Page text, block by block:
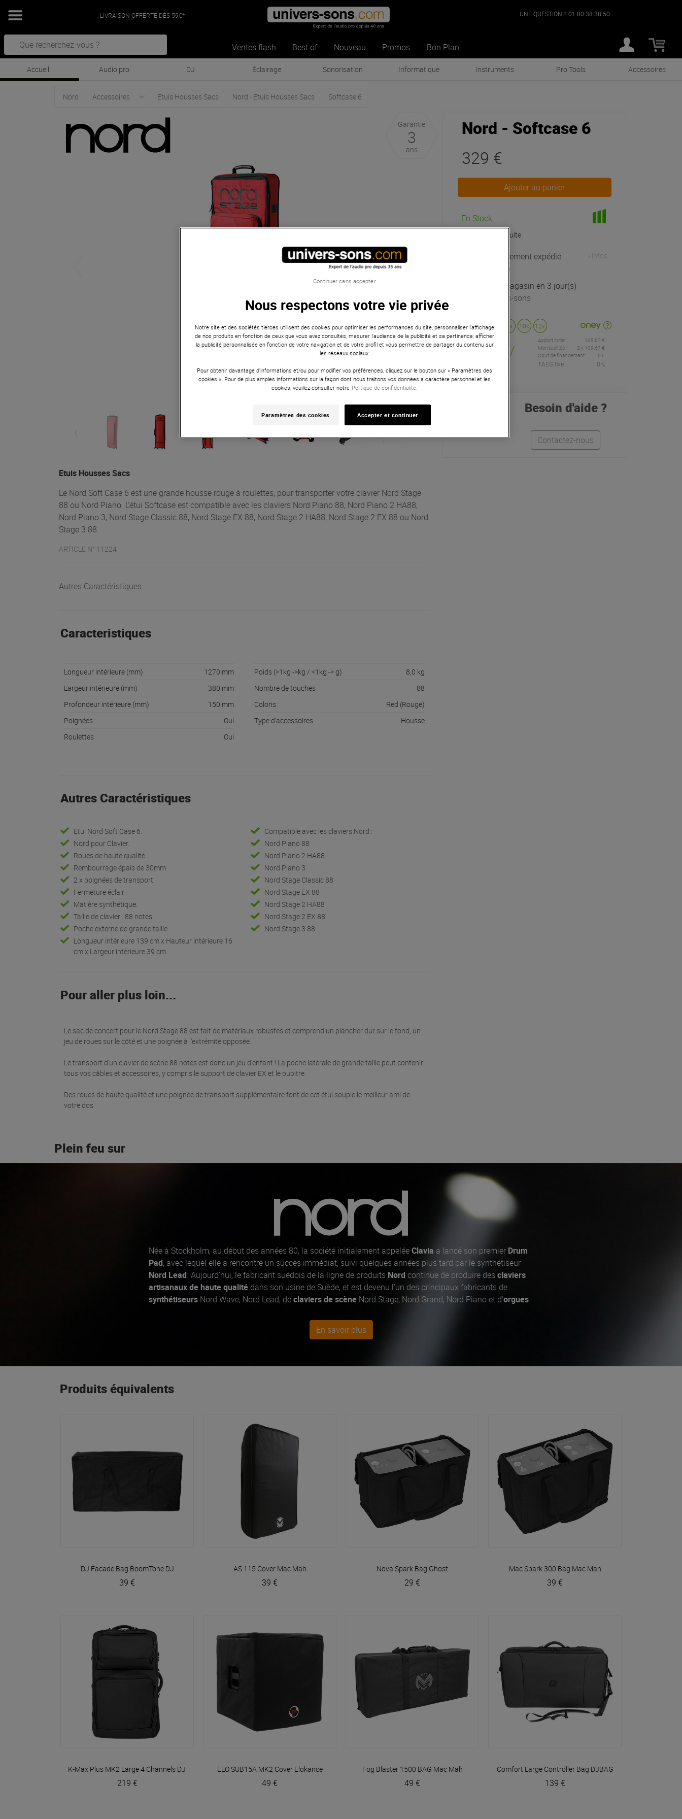
LIVRAISON OFFERTE DÈS 59€*
Ventes flash Best of Nouveau Promos Bon Plan
UNE QUESTION ? 01 80 38 38 50
Accueil Audio pro DJ Éclairage Sonorisation Informatique Instruments Pro Tools Accessoires
Nord Accessoires Etuis Housses Sacs Nord - Etuis Housses Sacs Softcase 6
Garantie
3
ans
Etuis Housses Sacs
Le Nord Soft Case 6 est une grande housse rouge à roulettes, pour transporter votre clavier Nord Stage
88 ou Nord Piano. L'étui Softcase est compatible avec les claviers Nord Piano 88, Nord Piano 2 HA88,
Nord Piano 3, Nord Stage Classic 88, Nord Stage EX 88, Nord Stage 2 HA88, Nord Stage 2 EX 88 ou Nord
Stage 3 88.
ARTICLE N° 11224
Autres Caractéristiques
Caracteristiques
Longueur intérieure (mm)
1270 mm
Largeur intérieure (mm)
380 mm
Profondeur intérieure (mm)
150 mm
Poignées
Oui
Roulettes
Oui
Poids (>1kg ->kg / <1kg -> g)
8,0 kg
Nombre de touches
88
Coloris
Red (Rouge)
Type d'accessoires
Housse
Autres Caractéristiques
Etui Nord Soft Case 6.
Nord pour Clavier.
Roues de haute qualité.
Rembourrage épais de 30mm.
2 x poignées de transport.
Fermeture éclair
Matière synthétique.
Taille de clavier : 88 notes.
Poche externe de grande taille.
Longueur intérieure 139 cm x Hauteur intérieure 16
cm x Largeur intérieure 39 cm.
Compatible avec les claviers Nord :
Nord Piano 88
Nord Piano 2 HA88
Nord Piano 3
Nord Stage Classic 88
Nord Stage EX 88
Nord Stage 2 HA88
Nord Stage 2 EX 88
Nord Stage 3 88
Pour aller plus loin...
Le sac de concert pour le Nord Stage 88 est fait de matériaux robustes et comprend un plancher dur sur le fond, un
jeu de roues sur le côté et une poignée à l'extrémité opposée.
Le transport d'un clavier de scène 88 notes est donc un jeu d'enfant ! La poche latérale de grande taille peut contenir
tous vos câbles et accessoires, y compris le support de clavier EX et le pupitre.
Des roues de haute qualité et une poignée de transport supplémentaire font de cet étui souple le meilleur ami de
votre dos.
Nord - Softcase 6
329 €
Ajouter au panier
En Stock
Livraison Gratuite
Habituellement expédié
sous 24h
+infos
Retrait magasin en 3 jour(s)
à Univers-sons
Payer en 3x 4x 10x 12x
109,67 €
/
mois
Apport initial :
109.67 €
Mensualités :
2 x 109.67 €
Coût de financement :
0 €
TAEG fixe : 0 %
Besoin d'aide ?
Contactez-nous
Plein feu sur
Née à Stockholm, au début des années 80, la société initialement appeléeClavia a lancé son premier Drum
Pad, avec lequel elle a rencontré un succès immédiat, suivi quelques années plus tard par le synthétiseur
Nord Lead. Aujourd'hui, le fabricant suédois de la ligne de produits Nord continue de produire des claviers
artisanaux de haute qualitédans son usine de Suède, et est devenu l'un des principaux fabricants de
synthétiseursNord Wave, Nord Lead, declaviers de scèneNord Stage, Nord Grand, Nord Piano et d'orgues
En savoir plus
Produits équivalents
VOIR EN DÉTAIL
DJ Facade Bag BoomTone DJ
39 €
VOIR EN DÉTAIL
AS 115 Cover Mac Mah
39 €
VOIR EN DÉTAIL
Nova Spark Bag Ghost
29 €
VOIR EN DÉTAIL
Mac Spark 300 Bag Mac Mah
39 €
VOIR EN DÉTAIL
K-Max Plus MK2 Large 4 Channels DJ Controller BagDJBAG
219 €
VOIR EN DÉTAIL
ELO SUB15A MK2 Cover Elokance
49 €
VOIR EN DÉTAIL
Fog Blaster 1500 BAG Mac Mah
49 €
VOIR EN DÉTAIL
Comfort Large Controller Bag DJBAG
139 €
Nous respectons votre vie privée
Notre site et des sociétés tierces utilisent des cookies pour optimiser les performances du site, personnaliser l’affichage
de nos produits en fonction de ceux que vous avez consultés, mesurer l'audience de la publicité et sa pertinence, afficher
la publicité personnalisée en fonction de votre navigation et de votre profil et vous permettre de partager du contenu sur
les réseaux sociaux.
Pour obtenir davantage d'informations et/ou pour modifier vos préférences, cliquez sur le bouton sur « Paramètres des
cookies ». Pour de plus amples informations sur la façon dont nous traitons vos données à caractère personnel et les
cookies, veuillez consulter notre Politique de confidentialité.
Paramètres des cookies Accepter et continuer
Continuer sans accepter